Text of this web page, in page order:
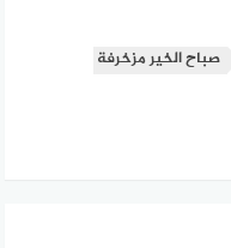
صباح الخير مزخرفة